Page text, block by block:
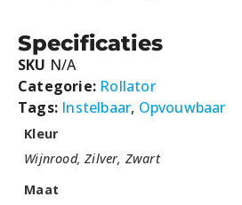
Specificaties
SKU N/A
Categorie: Rollator
Tags: Instelbaar, Opvouwbaar
Kleur
Wijnrood, Zilver, Zwart
Maat